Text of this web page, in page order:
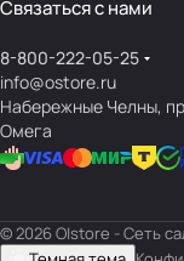
Связаться с нами
8-800-222-05-25
info@ostore.ru
Набережные Челны,
Омега
© 2026 O|store - Сеть